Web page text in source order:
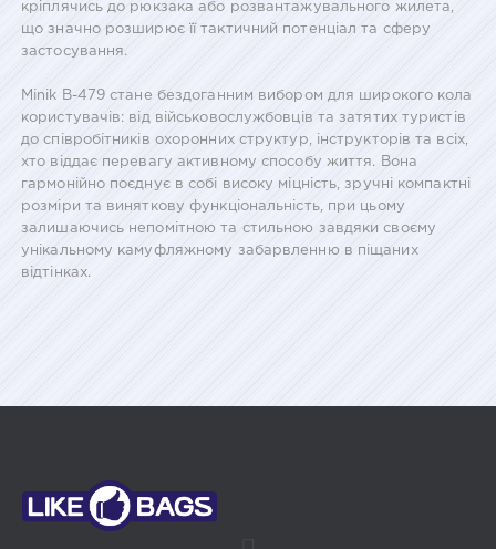
кріплячись до рюкзака або розвантажувального жилета,
що значно розширює її тактичний потенціал та сферу
застосування.
Minik B-479 стане бездоганним вибором для широкого кола
користувачів: від військовослужбовців та затятих туристів
до співробітників охоронних структур, інструкторів та всіх,
хто віддає перевагу активному способу життя. Вона
гармонійно поєднує в собі високу міцність, зручні компактні
розміри та виняткову функціональність, при цьому
залишаючись непомітною та стильною завдяки своєму
унікальному камуфляжному забарвленню в піщаних
відтінках.